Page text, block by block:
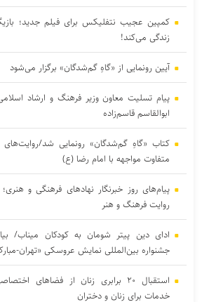
زندگی می‌کند!
آیین رونمایی از «گاهِ گم‌شدگان» برگزار می‌شود
پیام تسلیت معاون وزیر فرهنگ و ارشاد
ابوالقاسم قاسم‌زاده
کتاب «گاهِ گم‌شدگان» رونمایی شد/
متفاوت مواجهه با امام رضا (ع)
پیام‌های روز خبرنگار نهادهای فرهنگی و
روایت فرهنگ و هنر
ادای دین پیتر شومان به کودکان میناب/
جشنواره بین‌المللی نمایش عروسکی «تهران-
استقبال ۲۰ برابری زنان از فضاهای
خدمات برای زنان و دختران